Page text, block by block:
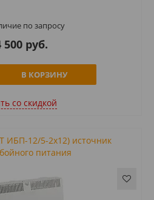
по запросу
500 руб.
В КОРЗИНУ
cо скидкой
ИБП-12/5-2x12) источник
питания